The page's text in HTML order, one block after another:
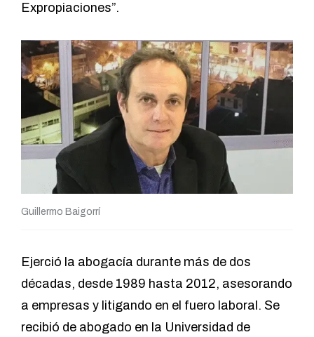
Expropiaciones”.
Guillermo Baigorrí
Ejerció la abogacía durante más de dos
décadas, desde 1989 hasta 2012, asesorando
a empresas y litigando en el fuero laboral. Se
recibió de abogado en la Universidad de